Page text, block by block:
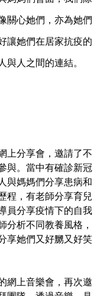
關心她們，亦為她們
讓她們在居家抗疫的
與人之間的連結。
上分享會，邀請了不
與。當中有確診新冠
與媽媽們分享患病和
程，有老師分享育兒
員分享疫情下的自我
分析不同教養風格，
享她們又好嬲又好笑
網上音樂會，再次邀